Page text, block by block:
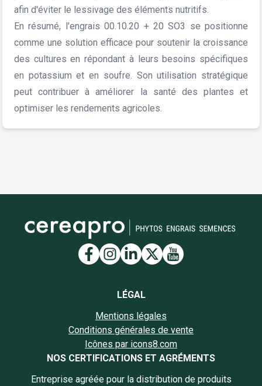
afin d'éviter le lessivage des éléments nutritifs.
En résumé, l'engrais 00.10.20 + 20 SO3 se positionne
comme une solution efficace pour soutenir la croissance
des cultures en répondant à leurs besoins spécifiques
en potassium et en soufre. Son utilisation stratégique
peut contribuer à améliorer la santé des plantes et
optimiser les rendements agricoles.
Lien vers la page
Lien vers la page
Lien vers la page
Lien vers la
Lien vers la
LÉGAL
Mentions légales
Conditions générales de vente
Icônes par icons8.com
NOS CERTIFICATIONS ET AGRÉMENTS
Entreprise agréée pour la distribution de produits